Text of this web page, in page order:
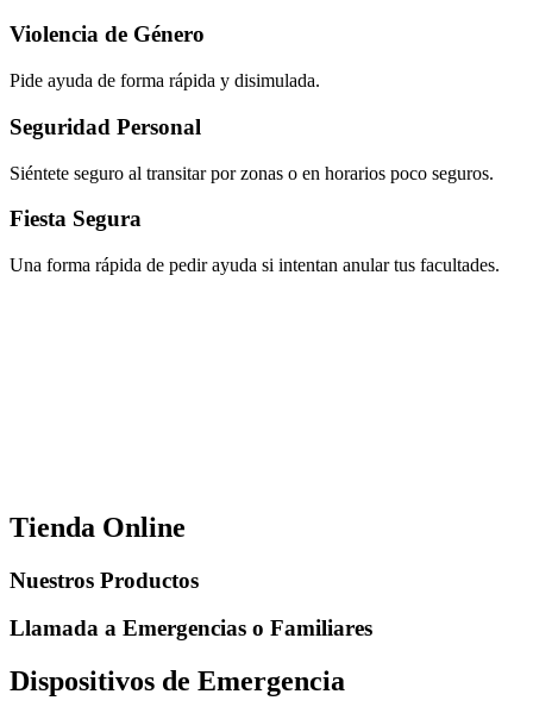
Violencia de Género
Pide ayuda de forma rápida y disimulada.
Seguridad Personal
Siéntete seguro al transitar por zonas o en horarios poco seguros.
Fiesta Segura
Una forma rápida de pedir ayuda si intentan anular tus facultades.
Tienda Online
Nuestros Productos
Llamada a Emergencias o Familiares
Dispositivos de Emergencia